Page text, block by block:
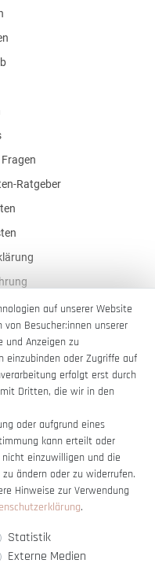
Ratgeber
auf unserer Website
Besucher:innen unserer
und Anzeigen zu
einzubinden oder Zugriffe auf
erfolgt erst durch
Dritten, die wir in den
oder aufgrund eines
kann erteilt oder
einzuwilligen und die
ändern oder zu widerrufen.
Hinweise zur Verwendung
.
Statistik
Externe Medien